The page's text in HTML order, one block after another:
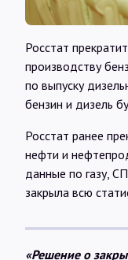
Росстат
производству
по выпуску
бензин и дизель
Росстат ранее
нефти и
данные по газу,
закрыла всю
«Решение о